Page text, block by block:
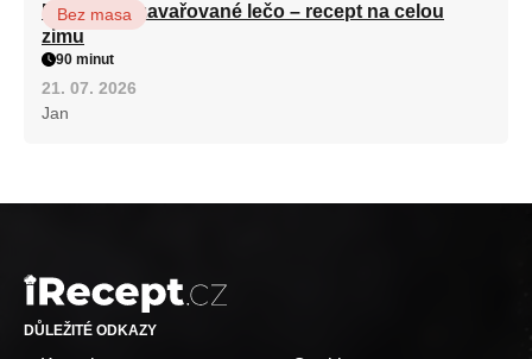
Babiččino zavařované lečo – recept na celou
zimu
Bez masa
90 minut
21. 07. 2026
Jan
DŮLEŽITÉ ODKAZY